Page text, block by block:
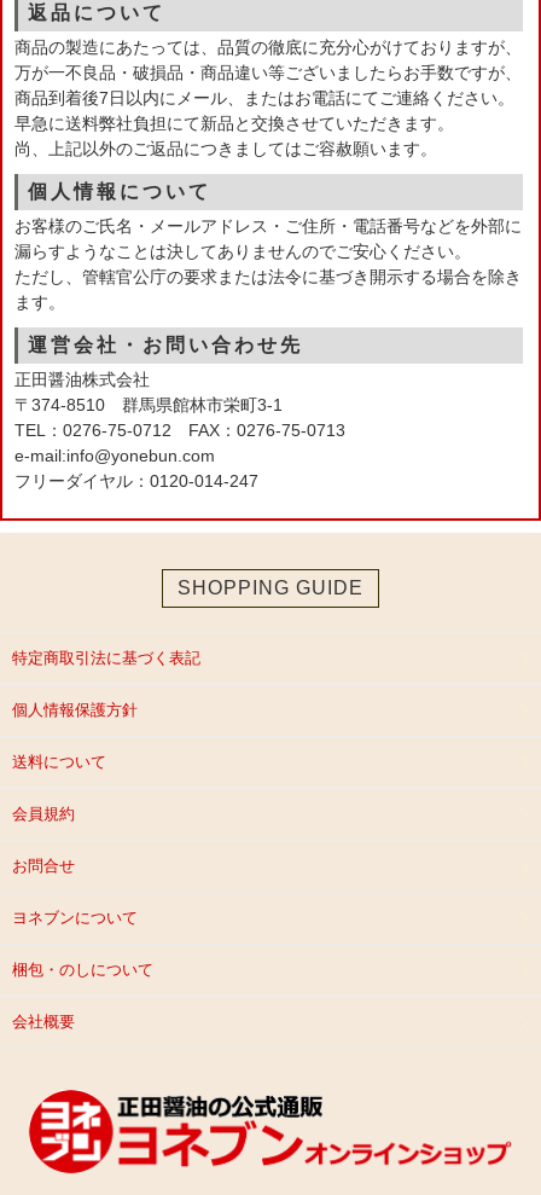
返品について
商品の製造にあたっては、品質の徹底に充分心がけておりますが、
万が一不良品・破損品・商品違い等ございましたらお手数ですが、
商品到着後7日以内にメール、またはお電話にてご連絡ください。
早急に送料弊社負担にて新品と交換させていただきます。
尚、上記以外のご返品につきましてはご容赦願います。
個人情報について
お客様のご氏名・メールアドレス・ご住所・電話番号などを外部に
漏らすようなことは決してありませんのでご安心ください。
ただし、管轄官公庁の要求または法令に基づき開示する場合を除き
ます。
運営会社・お問い合わせ先
正田醤油株式会社
〒374-8510 群馬県館林市栄町3-1
TEL：0276-75-0712 FAX：0276-75-0713
e-mail:info@yonebun.com
フリーダイヤル：0120-014-247
SHOPPING GUIDE
特定商取引法に基づく表記
個人情報保護方針
送料について
会員規約
お問合せ
ヨネブンについて
梱包・のしについて
会社概要